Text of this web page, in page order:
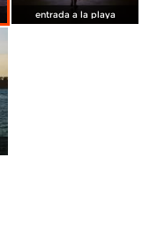
entrada a la playa